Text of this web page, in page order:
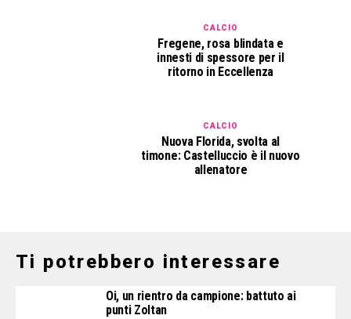
CALCIO
Fregene, rosa blindata e
innesti di spessore per il
ritorno in Eccellenza
CALCIO
Nuova Florida, svolta al
timone: Castelluccio è il nuovo
allenatore
Ti potrebbero interessare
Oi, un rientro da campione: battuto ai
punti Zoltan